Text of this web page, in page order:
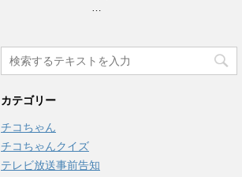
…
カテゴリー
チコちゃん
チコちゃんクイズ
テレビ放送事前告知